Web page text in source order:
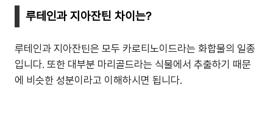
루테인과 지아잔틴 차이는?
루테인과 지아잔틴은 모두 카로티노이드라는 화합물의 일종
입니다. 또한 대부분 마리골드라는 식물에서 추출하기 때문
에 비슷한 성분이라고 이해하시면 됩니다.